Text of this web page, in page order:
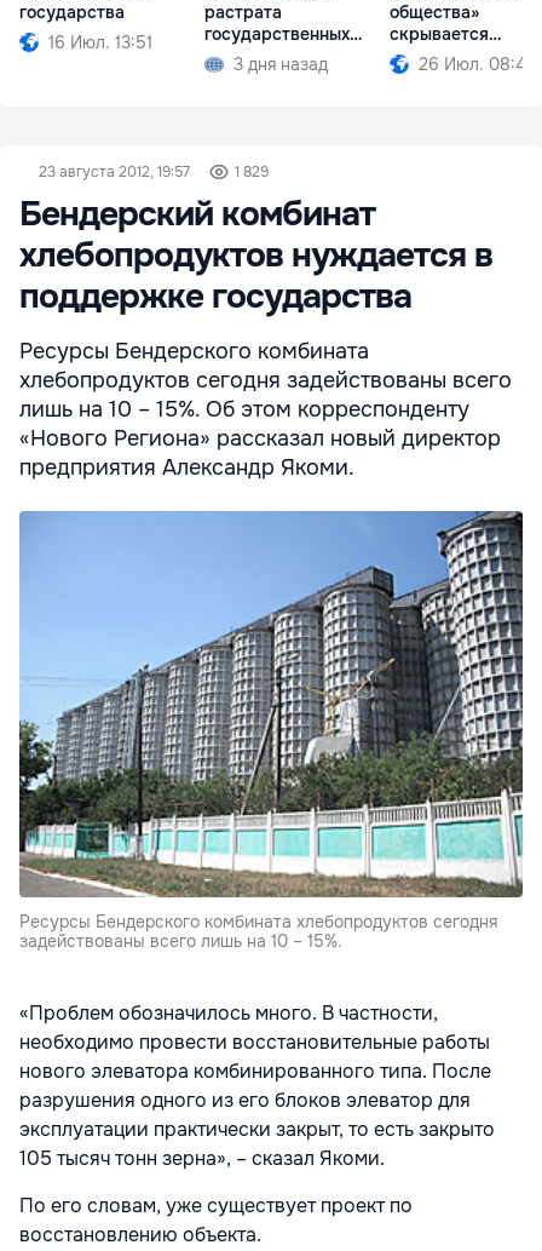
государства
16 Июл. 13:51
растрата
государственных
средств
3 дня назад
общества»
скрывается
проедание денег
26 Июл. 08:49
23 августа 2012, 19:57 1 829
Бендерский комбинат
хлебопродуктов нуждается в
поддержке государства
Ресурсы Бендерского комбината
хлебопродуктов сегодня задействованы всего
лишь на 10 – 15%. Об этом корреспонденту
«Нового Региона» рассказал новый директор
предприятия Александр Якоми.
Ресурсы Бендерского комбината хлебопродуктов сегодня
задействованы всего лишь на 10 – 15%.
«Проблем обозначилось много. В частности,
необходимо провести восстановительные работы
нового элеватора комбинированного типа. После
разрушения одного из его блоков элеватор для
эксплуатации практически закрыт, то есть закрыто
105 тысяч тонн зерна», – сказал Якоми.
По его словам, уже существует проект по
восстановлению объекта.